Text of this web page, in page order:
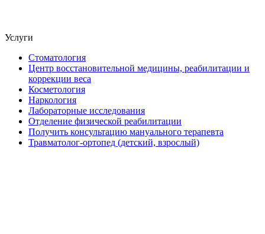
Услуги
Стоматология
Центр восстановительной медицины, реабилитации и
коррекции веса
Косметология
Наркология
Лабораторные исследования
Отделение физической реабилитации
Получить консультацию мануального терапевта
Травматолог-ортопед (детский, взрослый)